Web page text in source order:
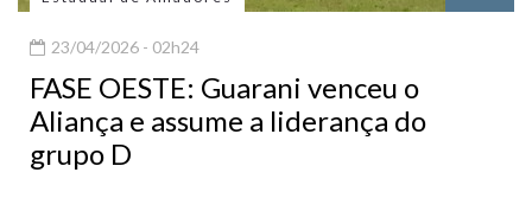
23/04/2026 - 02h24
FASE OESTE: Guarani venceu o
Aliança e assume a liderança do
grupo D